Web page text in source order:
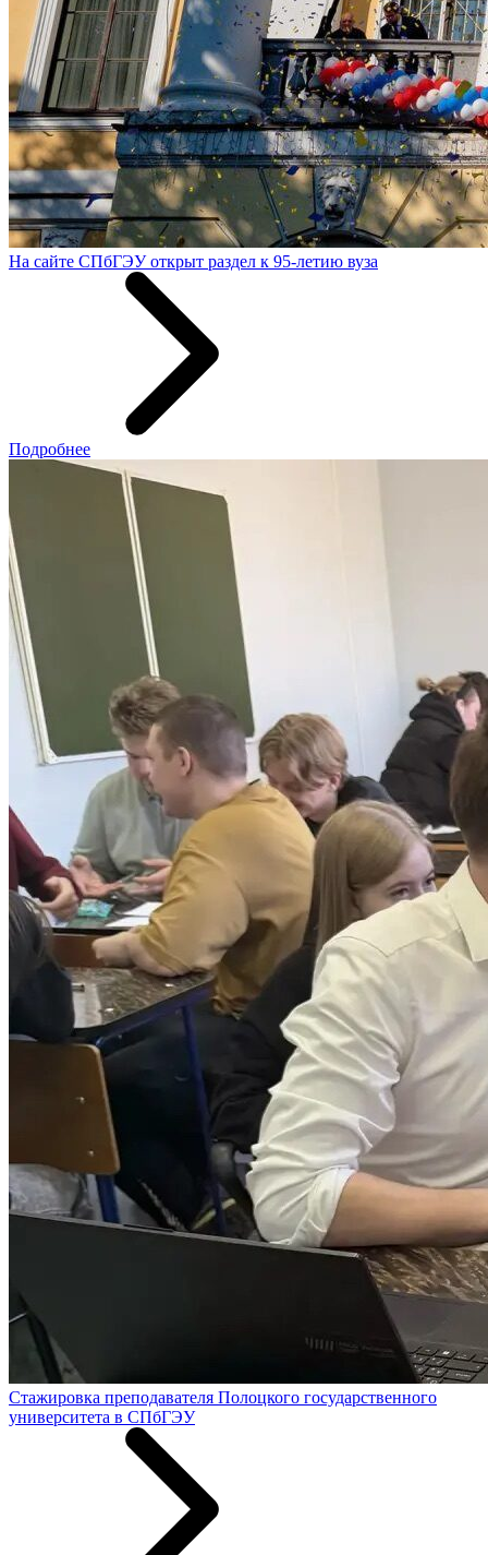
На сайте СПбГЭУ открыт раздел к 95-летию вуза
Подробнее
Стажировка преподавателя Полоцкого государственного
университета в СПбГЭУ